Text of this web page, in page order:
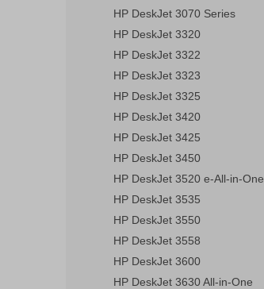
HP DeskJet 3070 Series
HP DeskJet 3320
HP DeskJet 3322
HP DeskJet 3323
HP DeskJet 3325
HP DeskJet 3420
HP DeskJet 3425
HP DeskJet 3450
HP DeskJet 3520 e-All-in-One
HP DeskJet 3535
HP DeskJet 3550
HP DeskJet 3558
HP DeskJet 3600
HP DeskJet 3630 All-in-One